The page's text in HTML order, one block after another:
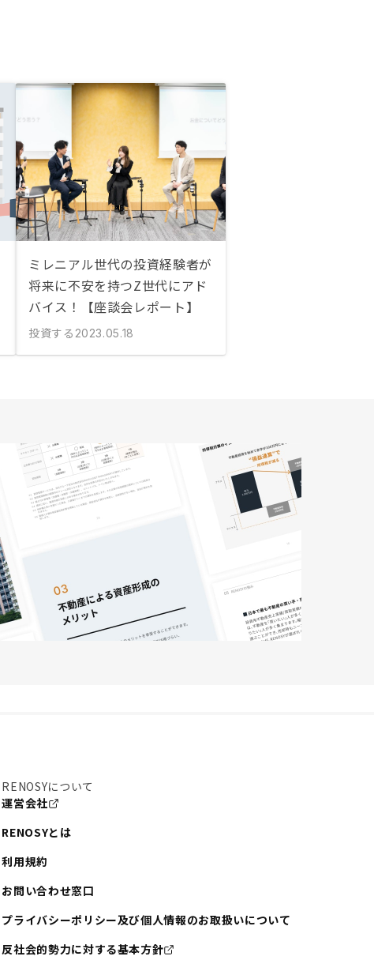
ミレニアル世代の投資経験者が
将来に不安を持つZ世代にアド
バイス！【座談会レポート】
投資する 2023.05.18
RENOSYについて
運営会社
RENOSYとは
利用規約
お問い合わせ窓口
プライバシーポリシー及び個人情報のお取扱いについて
反社会的勢力に対する基本方針